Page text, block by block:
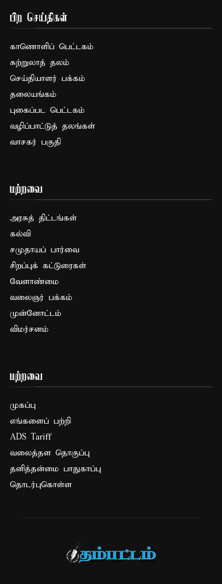
பிற செய்திகள்
காணொளிப் பெட்டகம்
சுற்றுலாத் தலம்
செய்தியாளர் பக்கம்
தலையங்கம்
புகைப்பட பெட்டகம்
வழிப்பாட்டுத் தலங்கள்
வாசகர் பகுதி
மற்றவை
அரசுத் திட்டங்கள்
கல்வி
சமுதாயப் பார்வை
சிறப்புக் கட்டுரைகள்
வேளாண்மை
வலைஞர் பக்கம்
முன்னோட்டம்
விமர்சனம்
மற்றவை
முகப்பு
எங்களைப் பற்றி
ADS Tariff
வலைத்தள தொகுப்பு
தனித்தன்மை பாதுகாப்பு
தொடர்புகொள்ள